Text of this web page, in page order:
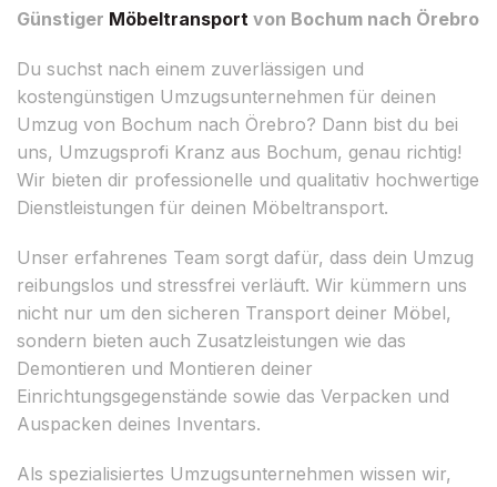
Günstiger Möbeltransport von Bochum nach Örebro
Du suchst nach einem zuverlässigen und
kostengünstigen Umzugsunternehmen für deinen
Umzug von Bochum nach Örebro? Dann bist du bei
uns, Umzugsprofi Kranz aus Bochum, genau richtig!
Wir bieten dir professionelle und qualitativ hochwertige
Dienstleistungen für deinen Möbeltransport.
Unser erfahrenes Team sorgt dafür, dass dein Umzug
reibungslos und stressfrei verläuft. Wir kümmern uns
nicht nur um den sicheren Transport deiner Möbel,
sondern bieten auch Zusatzleistungen wie das
Demontieren und Montieren deiner
Einrichtungsgegenstände sowie das Verpacken und
Auspacken deines Inventars.
Als spezialisiertes Umzugsunternehmen wissen wir,